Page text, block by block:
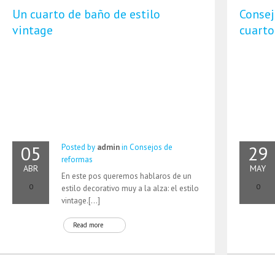
Un cuarto de baño de estilo
vintage
05
ABR
0
Posted by adminin Consejos de
reformas
En este pos queremos hablaros de un
estilo decorativo muy a la alza: el estilo
vintage.[…]
Read more
29
MAY
0